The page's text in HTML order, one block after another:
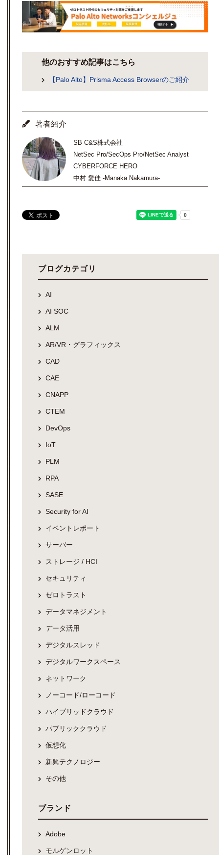
他のおすすめ記事はこちら
【Palo Alto】Prisma Access Browserのご紹介
著者紹介
SB C&S株式会社
NetSec Pro/SecOps Pro/NetSec Analyst
CYBERFORCE HERO
中村 愛佳 -Manaka Nakamura-
ブログカテゴリ
AI
AI SOC
ALM
AR/VR・グラフィックス
CAD
CAE
CNAPP
CTEM
DevOps
IoT
PLM
RPA
SASE
Security for AI
イベントレポート
サーバー
ストレージ / HCI
セキュリティ
ゼロトラスト
データマネジメント
データ活用
デジタルスレッド
デジタルワークスペース
ネットワーク
ノーコード/ローコード
ハイブリッドクラウド
パブリッククラウド
仮想化
新興テクノロジー
その他
ブランド
Adobe
モルゲンロット